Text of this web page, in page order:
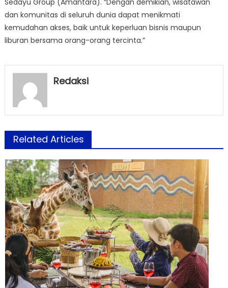
dan komunitas di seluruh dunia dapat menikmati
kemudahan akses, baik untuk keperluan bisnis maupun
liburan bersama orang-orang tercinta.”
Redaksi
Related Articles